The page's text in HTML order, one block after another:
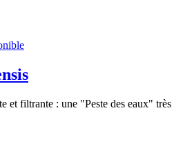
et filtrante : une "Peste des eaux" très